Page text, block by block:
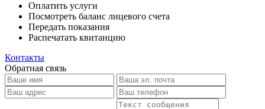
Оплатить услуги
Посмотреть баланс лицевого счета
Передать показания
Распечатать квитанцию
Контакты
Обратная связь